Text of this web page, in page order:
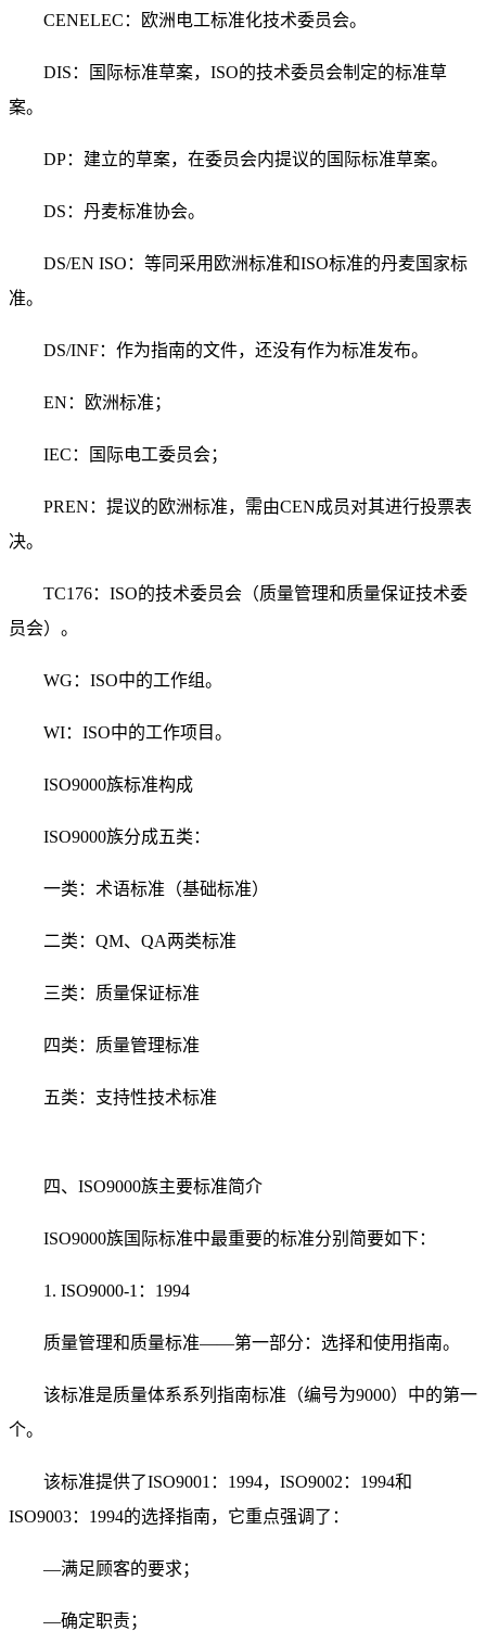
CENELEC：欧洲电工标准化技术委员会。
DIS：国际标准草案，ISO的技术委员会制定的标准草
案。
DP：建立的草案，在委员会内提议的国际标准草案。
DS：丹麦标准协会。
DS/EN ISO：等同采用欧洲标准和ISO标准的丹麦国家标
准。
DS/INF：作为指南的文件，还没有作为标准发布。
EN：欧洲标准；
IEC：国际电工委员会；
PREN：提议的欧洲标准，需由CEN成员对其进行投票表
决。
TC176：ISO的技术委员会（质量管理和质量保证技术委
员会）。
WG：ISO中的工作组。
WI：ISO中的工作项目。
ISO9000族标准构成
ISO9000族分成五类：
一类：术语标准（基础标准）
二类：QM、QA两类标准
三类：质量保证标准
四类：质量管理标准
五类：支持性技术标准
四、ISO9000族主要标准简介
ISO9000族国际标准中最重要的标准分别简要如下：
1. ISO9000-1：1994
质量管理和质量标准——第一部分：选择和使用指南。
该标准是质量体系系列指南标准（编号为9000）中的第一
个。
该标准提供了ISO9001：1994，ISO9002：1994和
ISO9003：1994的选择指南，它重点强调了：
—满足顾客的要求；
—确定职责；